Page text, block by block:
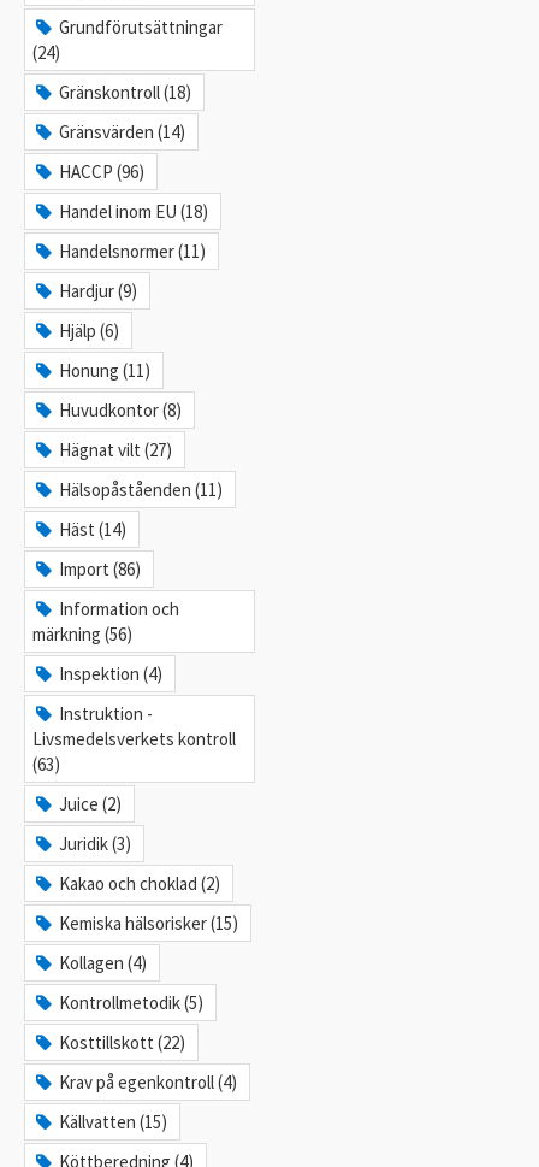
Grundförutsättningar
(24)
Gränskontroll (18)
Gränsvärden (14)
HACCP (96)
Handel inom EU (18)
Handelsnormer (11)
Hardjur (9)
Hjälp (6)
Honung (11)
Huvudkontor (8)
Hägnat vilt (27)
Hälsopåståenden (11)
Häst (14)
Import (86)
Information och
märkning (56)
Inspektion (4)
Instruktion -
Livsmedelsverkets kontroll
(63)
Juice (2)
Juridik (3)
Kakao och choklad (2)
Kemiska hälsorisker (15)
Kollagen (4)
Kontrollmetodik (5)
Kosttillskott (22)
Krav på egenkontroll (4)
Källvatten (15)
Köttberedning (4)